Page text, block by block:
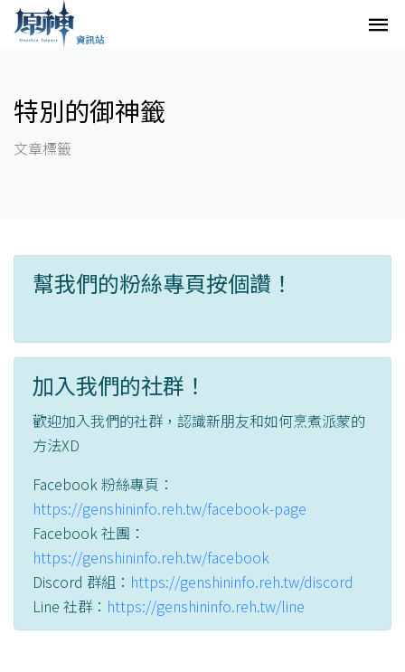
特別的御神籤
文章標籤
幫我們的粉絲專頁按個讚！
加入我們的社群！
歡迎加入我們的社群，認識新朋友和如何烹煮派蒙的
方法XD
Facebook 粉絲專頁：
https://genshininfo.reh.tw/facebook-page
Facebook 社團：
https://genshininfo.reh.tw/facebook
Discord 群組： https://genshininfo.reh.tw/discord
Line 社群： https://genshininfo.reh.tw/line